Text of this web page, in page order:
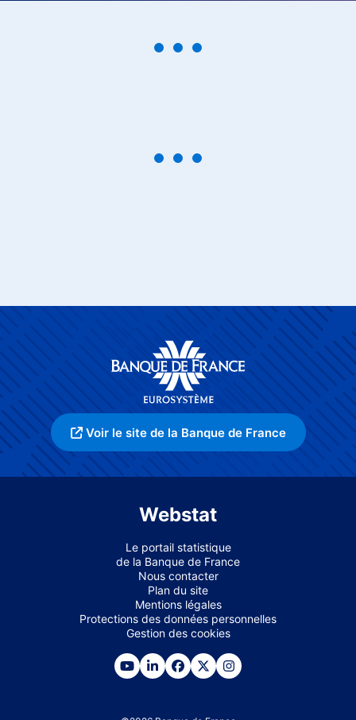
Voir le site de la Banque de France
Webstat
Le portail statistique
de la Banque de France
Nous contacter
Plan du site
Mentions légales
Protections des données personnelles
Gestion des cookies